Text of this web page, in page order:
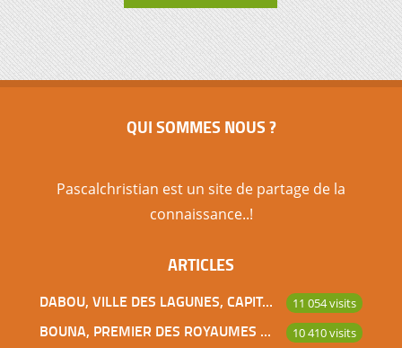
QUI SOMMES NOUS ?
Pascalchristian est un site de partage de la
connaissance..!
ARTICLES
DABOU, VILLE DES LAGUNES, CAPITALE DES ADJOUKROU 11 054 visits
BOUNA, PREMIER DES ROYAUMES DE CÔTE D’IVOIRE 10 410 visits